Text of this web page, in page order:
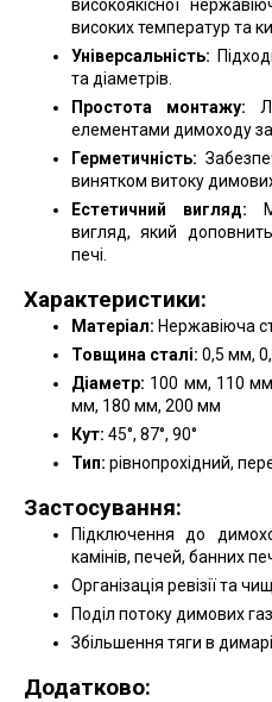
високоякісної
високих температур та
Універсальність:
та діаметрів.
Простота монтажу:
елементами димоходу
Герметичність:
винятком витоку димових
Естетичний вигляд:
вигляд, який
печі.
Характеристики:
Матеріал: Нержавіюча
Товщина сталі: 0,5 мм,
Діаметр: 100 мм, 110
мм, 180 мм, 200 мм
Кут: 45°, 87°, 90°
Тип: рівнопрохідний,
Застосування:
Підключення до
камінів, печей, банних
Організація ревізії та
Поділ потоку димових
Збільшення тяги в димарі.
Додатково: